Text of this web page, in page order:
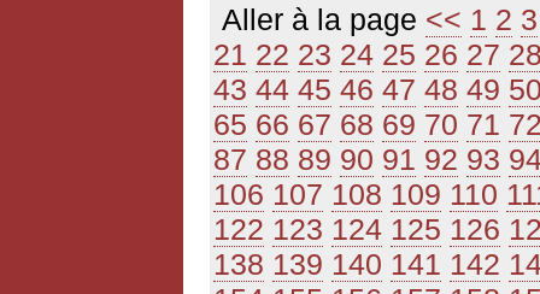
Aller à la page << 1 2 3
21 22 23 24 25 26 27
43 44 45 46 47 48 49
65 66 67 68 69 70 71
87 88 89 90 91 92 93
106 107 108 109 110
122 123 124 125 126
138 139 140 141 142